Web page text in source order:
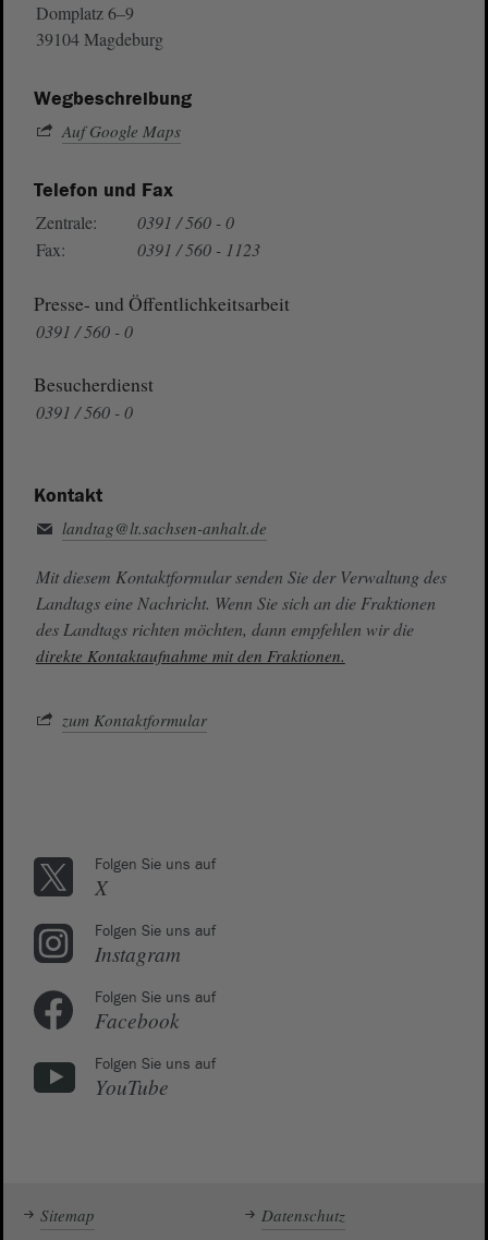
Domplatz 6–9
39104 Magdeburg
Wegbeschreibung
Auf Google Maps
Telefon und Fax
Zentrale:
0391 / 560 - 0
Fax:
0391 / 560 - 1123
Presse- und Öffentlichkeitsarbeit
0391 / 560 - 0
Besucherdienst
0391 / 560 - 0
Kontakt
landtag@lt.sachsen-anhalt.de
Mit diesem Kontaktformular senden Sie der Verwaltung des
Landtags eine Nachricht. Wenn Sie sich an die Fraktionen
des Landtags richten möchten, dann empfehlen wir die
direkte Kontaktaufnahme mit den Fraktionen.
zum Kontaktformular
Folgen Sie uns auf
X
Folgen Sie uns auf
Instagram
Folgen Sie uns auf
Facebook
Folgen Sie uns auf
YouTube
Sitemap Datenschutz